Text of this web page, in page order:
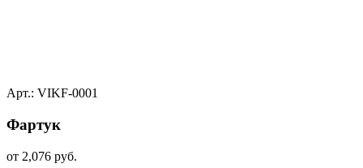
Арт.: VIKF-0001
Фартук
от 2,076 руб.